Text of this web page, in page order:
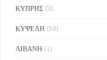
ΚΥΠΡΗΣ (3)
ΚΥΨΕΛΗ (59)
ΛΙΒΑΝΗ (1)